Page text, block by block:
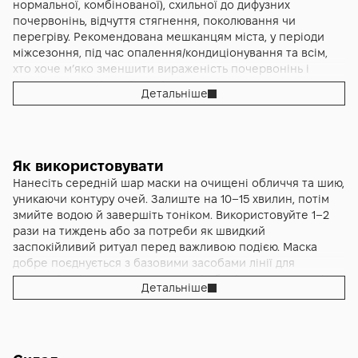
природного походження — 98,3%: мінімалістичний підхід
забезпечує гарну переносимість для щоденного
домашнього використання раз-на-тиждень або частіше за
потреби. Об’єм 50 мл зручний для курсу, легко вписується
у рутину як швидкий відновлювальний ритуал після
робочого дня, зміни температур або контакту з жорсткою
водою. Якщо коротко, це формат «наніс — видихнув»:
шкірі». Це відображає головний ефект продукту —
комплексне полегшення для реактивної шкіри: м’якість,
зволоження, рівніший тон без подразнення й без відчуття
важкої плівки. У підсумку навіть після насиченого дня
обличчя виглядає спокійнішим, макіяж лягає рівніше, а
щоденні засоби догляду сприймаються комфортніше.
нормальної, комбінованої), схильної до дифузних
почервонінь, відчуття стягнення, поколювання чи
перегріву. Рекомендована мешканцям міста, у періоди
міжсезоння, під час опалення/кондиціонування та всім,
хто хоче м’яко зменшити вираженість почервонінь і
повернути комфорт без щільних текстур.
Детальніше
Як використовувати
Нанесіть середній шар маски на очищені обличчя та шию,
уникаючи контуру очей. Залиште на 10–15 хвилин, потім
змийте водою й завершіть тоніком. Використовуйте 1–2
рази на тиждень або за потреби як швидкий
заспокійливий ритуал перед важливою подією. Маска
добре поєднується з базовими засобами лінії для
чутливої шкіри; у денному догляді обов’язково завершіть
Детальніше